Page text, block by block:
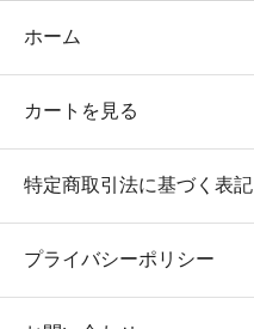
ホーム
カートを見る
特定商取引法に基づく表記
プライバシーポリシー